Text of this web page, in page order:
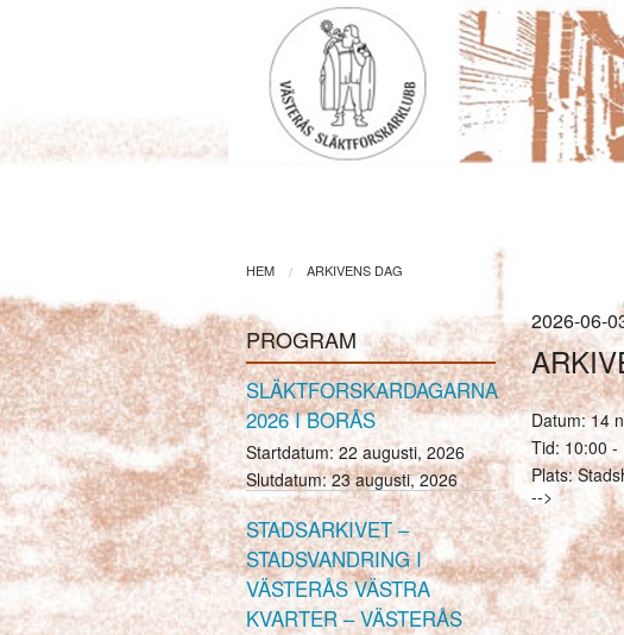
HEM ARKIVENS DAG
PROGRAM
SLÄKTFORSKARDAGARNA
2026 I BORÅS
Startdatum: 22 augusti, 2026
Slutdatum:23 augusti, 2026
STADSARKIVET –
STADSVANDRING I
VÄSTERÅS VÄSTRA
KVARTER – VÄSTERÅS
2026-06-
Datum:14
Tid: 10:00 -
Plats:
-->